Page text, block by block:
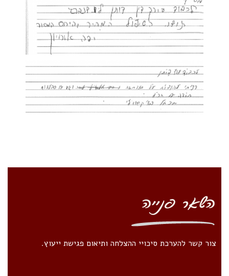
צור קשר להערכת סיכויי ההצלחה ותיאום פגישת ייעוץ.